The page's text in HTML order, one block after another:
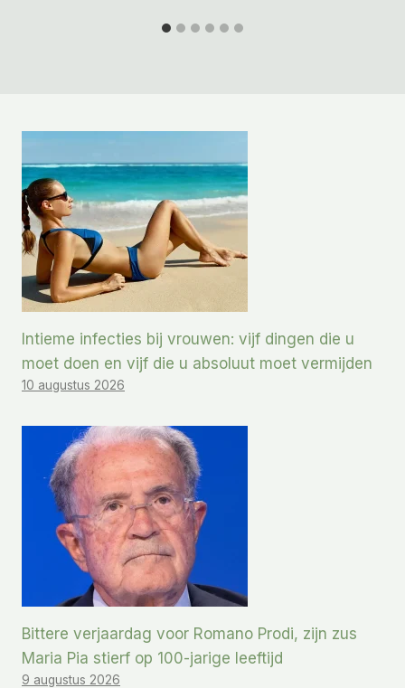
Intieme infecties bij vrouwen: vijf dingen die u
moet doen en vijf die u absoluut moet vermijden
10 augustus 2026
Bittere verjaardag voor Romano Prodi, zijn zus
Maria Pia stierf op 100-jarige leeftijd
9 augustus 2026